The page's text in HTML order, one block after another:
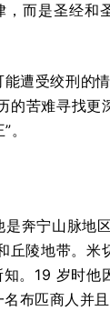
，而是圣经
遭受绞刑的
的苦难寻找更
奔宁山脉地
丘陵地带。米
。19 岁时他
布匹商人并且